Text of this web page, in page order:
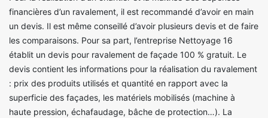
financières d’un ravalement, il est recommandé d’avoir en main
un devis. Il est même conseillé d’avoir plusieurs devis et de faire
les comparaisons. Pour sa part, l’entreprise Nettoyage 16
établit un devis pour ravalement de façade 100 % gratuit. Le
devis contient les informations pour la réalisation du ravalement
: prix des produits utilisés et quantité en rapport avec la
superficie des façades, les matériels mobilisés (machine à
haute pression, échafaudage, bâche de protection…). La